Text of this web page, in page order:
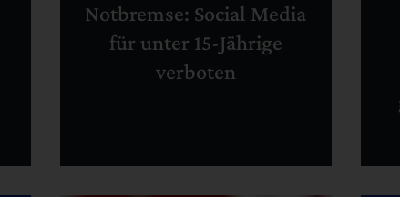
Notbremse: Social Media
für unter 15-Jährige
verboten